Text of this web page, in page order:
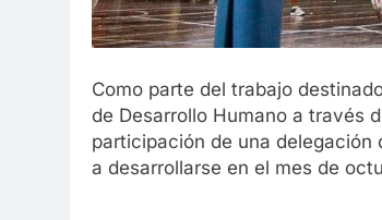
Como parte del trabajo
de Desarrollo Humano a través
participación de una delegación
a desarrollarse en el mes de